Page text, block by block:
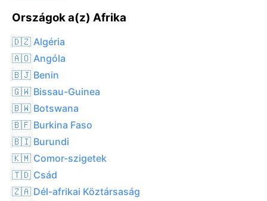
Országok a(z) Afrika
🇩🇿 Algéria
🇦🇴 Angóla
🇧🇯 Benin
🇬🇼 Bissau-Guinea
🇧🇼 Botswana
🇧🇫 Burkina Faso
🇧🇮 Burundi
🇰🇲 Comor-szigetek
🇹🇩 Csád
🇿🇦 Dél-afrikai Köztársaság